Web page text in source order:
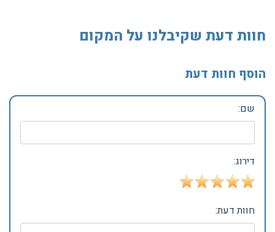
חוות דעת שקיבלנו על המקום
הוסף חוות דעת
שם:
דירוג:
חוות דעת: